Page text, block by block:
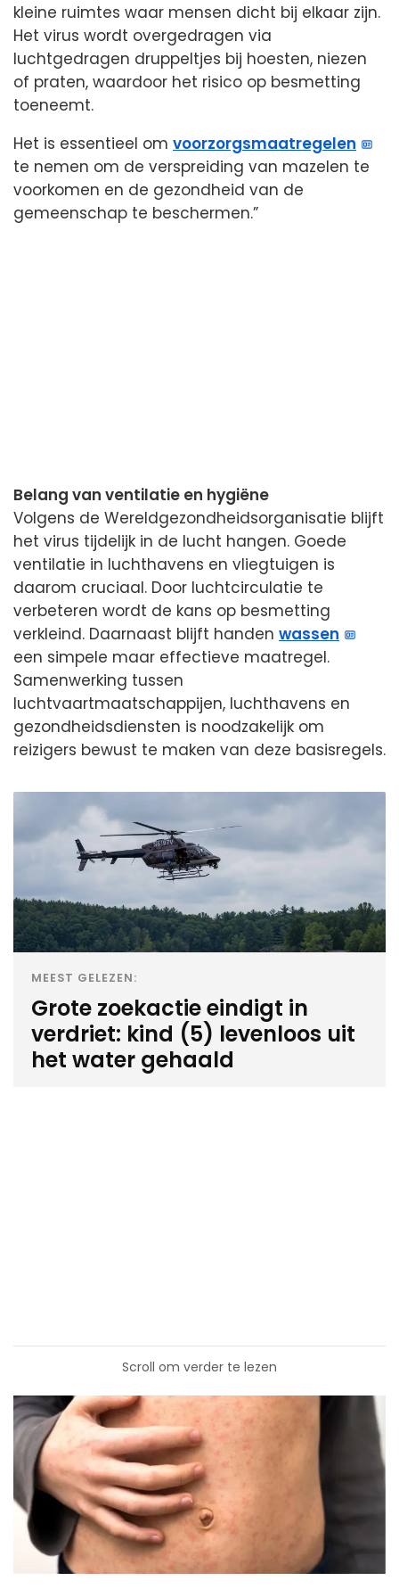
kleine ruimtes waar mensen dicht bij elkaar zijn.
Het virus wordt overgedragen via
luchtgedragen druppeltjes bij hoesten, niezen
of praten, waardoor het risico op besmetting
toeneemt.
Het is essentieel om voorzorgsmaatregelen
te nemen om de verspreiding van mazelen te
voorkomen en de gezondheid van de
gemeenschap te beschermen.”
Belang van ventilatie en hygiëne
Volgens de Wereldgezondheidsorganisatie blijft
het virus tijdelijk in de lucht hangen. Goede
ventilatie in luchthavens en vliegtuigen is
daarom cruciaal. Door luchtcirculatie te
verbeteren wordt de kans op besmetting
verkleind. Daarnaast blijft handen wassen
een simpele maar effectieve maatregel.
Samenwerking tussen
luchtvaartmaatschappijen, luchthavens en
gezondheidsdiensten is noodzakelijk om
reizigers bewust te maken van deze basisregels.
MEEST GELEZEN:
Grote zoekactie eindigt in
verdriet: kind (5) levenloos uit
het water gehaald
Scroll om verder te lezen